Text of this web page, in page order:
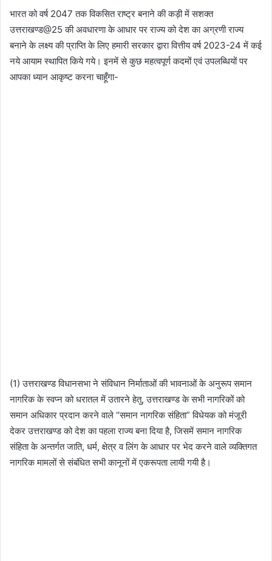
भारत को वर्ष 2047 तक विकसित राष्ट्र बनाने की कड़ी में सशक्त
उत्तराखण्ड@25 की अवधारणा के आधार पर राज्य को देश का अग्रणी राज्य
बनाने के लक्ष्य की प्राप्ति के लिए हमारी सरकार द्वारा वित्तीय वर्ष 2023-24 में कई
नये आयाम स्थापित किये गये। इनमें से कुछ महत्वपूर्ण कदमों एवं उपलब्धियों पर
आपका ध्यान आकृष्ट करना चाहूँगा-
(1) उत्तराखण्ड विधानसभा ने संविधान निर्माताओं की भावनाओं के अनुरूप समान
नागरिक के स्वप्न को धरातल में उतारने हेतु, उत्तराखण्ड के सभी नागरिकों को
समान अधिकार प्रदान करने वाले “समान नागरिक संहिता” विधेयक को मंजूरी
देकर उत्तराखण्ड को देश का पहला राज्य बना दिया है, जिसमें समान नागरिक
संहिता के अन्तर्गत जाति, धर्म, क्षेत्र व लिंग के आधार पर भेद करने वाले व्यक्तिगत
नागरिक मामलों से संबंधित सभी कानूनों में एकरूपता लायी गयी है।